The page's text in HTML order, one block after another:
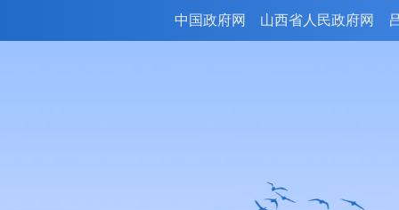
中国政府网 山西省人民政府网